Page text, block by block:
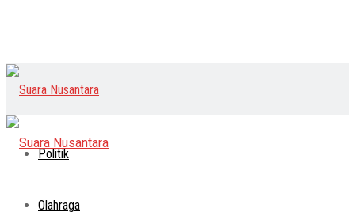
Politik
Olahraga